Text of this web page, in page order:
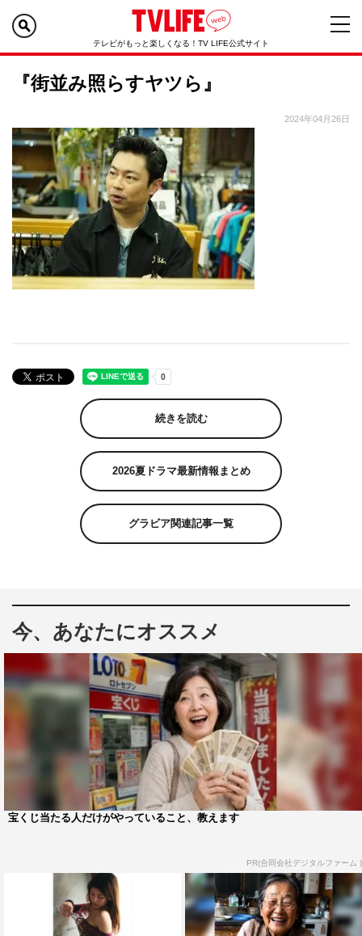
テレビがもっと楽しくなる！TV LIFE公式サイト
『街並み照らすヤツら』
2024年04月26日
続きを読む
2026夏ドラマ最新情報まとめ
グラビア関連記事一覧
今、あなたにオススメ
宝くじ当たる人だけがやっていること、教えます
PR(合同会社デジタルファーム )